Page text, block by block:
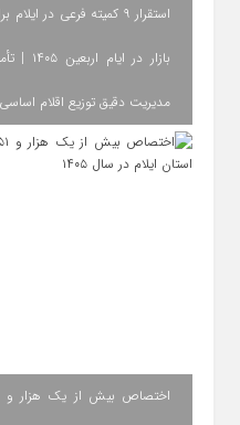
استقرار ۹ کمیته فرعی
بازار
مدیریت دقیق توزیع اقلام